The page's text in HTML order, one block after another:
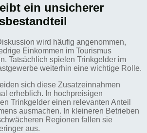
ein unsicherer
wird häufig angenommen,
Einkommen im Tourismus
Tatsächlich spielen Trinkgelder im
weiterhin eine wichtige Rolle.
sich diese Zusatzeinnahmen
erheblich. In hochpreisigen
Trinkgelder einen relevanten Anteil
ausmachen. In kleineren Betrieben
Regionen fallen sie
aus.